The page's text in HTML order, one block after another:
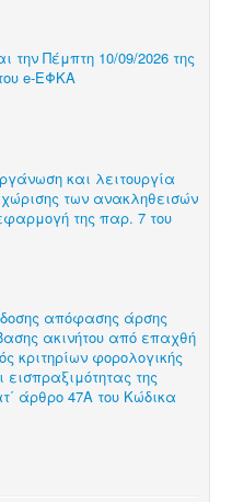
Πέμπτη 10/09/2026 της
e-ΕΦΚΑ
και λειτουργία
των ανακληθεισών
της παρ. 7 του
απόφασης άρσης
ακινήτου από επαχθή
κριτηρίων φορολογικής
της
άρθρο 47Α του Κώδικα